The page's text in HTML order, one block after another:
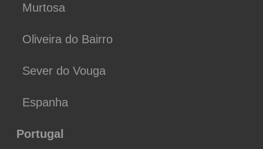
Murtosa
Oliveira do Bairro
Sever do Vouga
Espanha
Portugal